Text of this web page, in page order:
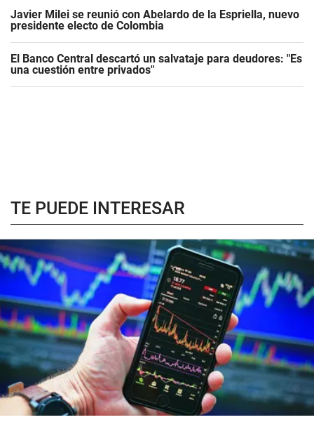
Javier Milei se reunió con Abelardo de la Espriella, nuevo
presidente electo de Colombia
El Banco Central descartó un salvataje para deudores: "Es
una cuestión entre privados"
TE PUEDE INTERESAR